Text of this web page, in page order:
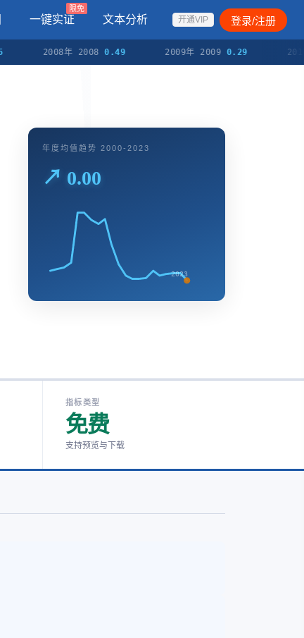
一键实证
限免
文本分析 开通VIP 登录/注册
2008年 20080.49 2009年 20090.29 2010
年度均值趋势 2000-2023
↗ 0.00
2023
指标类型
免费
支持预览与下载